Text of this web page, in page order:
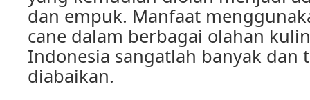
dan empuk. Manfaat
cane dalam berbagai olahan
Indonesia sangatlah banyak dan
diabaikan.